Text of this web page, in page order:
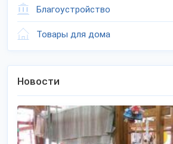
Благоустройство
Товары для дома
Новости